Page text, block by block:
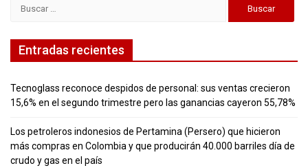
Entradas recientes
Tecnoglass reconoce despidos de personal: sus ventas crecieron
15,6% en el segundo trimestre pero las ganancias cayeron 55,78%
Los petroleros indonesios de Pertamina (Persero) que hicieron
más compras en Colombia y que producirán 40.000 barriles día de
crudo y gas en el país